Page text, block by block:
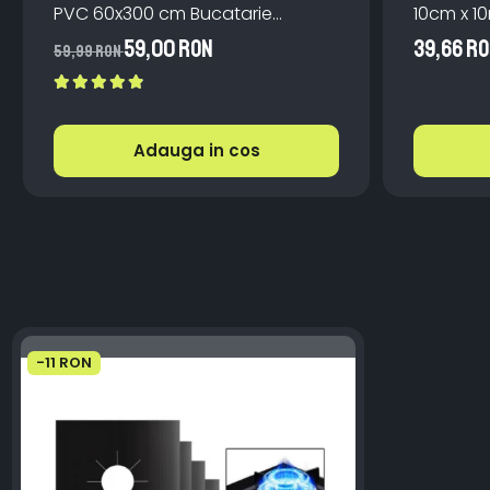
PVC 60x300 cm Bucatarie
Mobilier
59,99 RON59,00 RON
Adauga in cos
10cm x
Scari
39,66
-11 RON